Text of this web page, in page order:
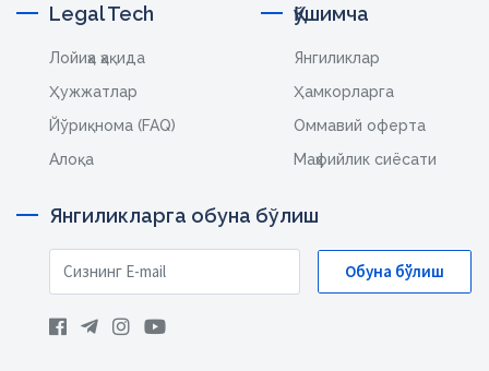
Legal Tech
Лойиҳа ҳақида
Ҳужжатлар
Йўриқнома (FAQ)
Алоқа
Қўшимча
Янгиликлар
Ҳамкорларга
Оммавий оферта
Маҳфийлик сиёсати
Янгиликларга обуна бўлиш
Обуна бўлиш